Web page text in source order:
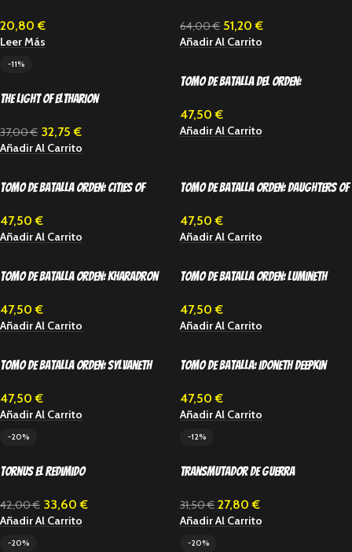
20,80€
Leer Más
64,00€ 51,20€
Añadir Al Carrito
-11%
The Light of Eltharion
37,00€ 32,75€
Añadir Al Carrito
Tomo de Batalla del Orden:
47,50€
Añadir Al Carrito
Tomo de batalla Orden: Cities of
47,50€
Añadir Al Carrito
Tomo de batalla Orden: Daughters of
47,50€
Añadir Al Carrito
Tomo de batalla Orden: Kharadron
47,50€
Añadir Al Carrito
Tomo de batalla Orden: Lumineth
47,50€
Añadir Al Carrito
Tomo de batalla Orden: Sylvaneth
47,50€
Añadir Al Carrito
Tomo de batalla: Idoneth Deepkin
47,50€
Añadir Al Carrito
-20%
Tornus el Redimido
42,00€ 33,60€
Añadir Al Carrito
-12%
Transmutador de Guerra
31,50€ 27,80€
Añadir Al Carrito
-20% -20%